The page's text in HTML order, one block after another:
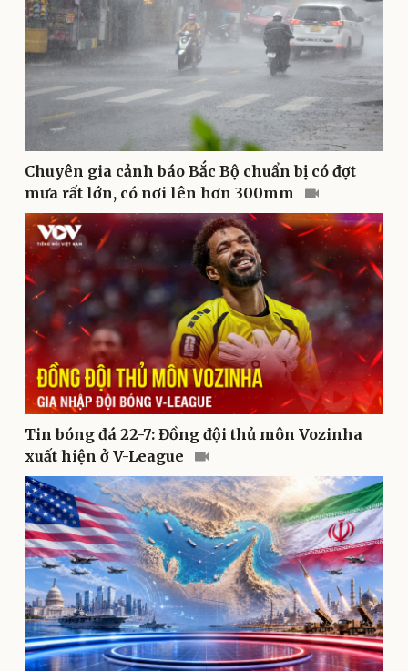
Cây thuốc
Sản phụ khoa
Nhi khoa
Nam khoa
Làm đẹp - giảm cân
Phòng mạch online
Ăn sạch sống khỏe
Blog
Tình yêu - Gia đình
Văn hóa
Sân khấu - Điện ảnh
Văn học
Âm nhạc
Di sản
Giải trí
Nghệ sĩ
Sao Việt
Chuyên gia cảnh báo Bắc Bộ chuẩn bị có đợt
mưa rất lớn, có nơi lên hơn 300mm
Tin bóng đá 22-7: Đồng đội thủ môn Vozinha
xuất hiện ở V-League